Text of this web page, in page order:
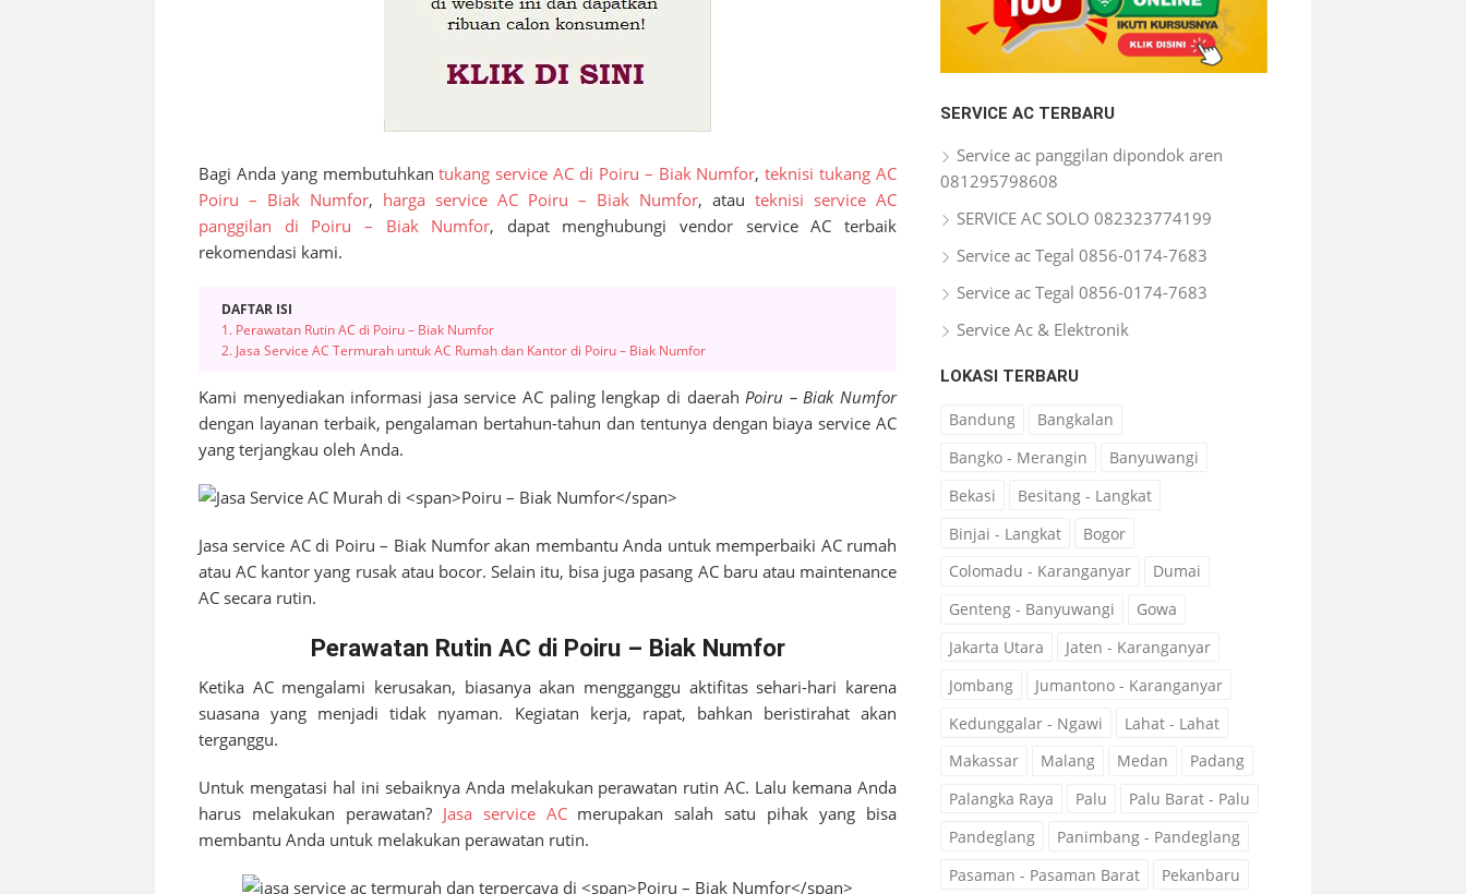
Bagi Anda yang membutuhkantukang service AC di Poiru – Biak Numfor,teknisi tukang AC
Poiru – Biak Numfor, harga service AC Poiru – Biak Numfor, atau teknisi service AC
panggilan di Poiru – Biak Numfor, dapat menghubungi vendor service AC terbaik
rekomendasi kami.
DAFTAR ISI
1. Perawatan Rutin AC di Poiru – Biak Numfor
2. Jasa Service AC Termurah untuk AC Rumah dan Kantor di Poiru – Biak Numfor
Kami menyediakan informasi jasa service AC paling lengkap di daerah Poiru – Biak Numfor
dengan layanan terbaik, pengalaman bertahun-tahun dan tentunya dengan biaya service AC
yang terjangkau oleh Anda.
Jasa service AC di Poiru – Biak Numfor akan membantu Anda untuk memperbaiki AC rumah
atau AC kantor yang rusak atau bocor. Selain itu, bisa juga pasang AC baru atau maintenance
AC secara rutin.
Perawatan Rutin AC di Poiru – Biak Numfor
Ketika AC mengalami kerusakan, biasanya akan mengganggu aktifitas sehari-hari karena
suasana yang menjadi tidak nyaman. Kegiatan kerja, rapat, bahkan beristirahat akan
terganggu.
Untuk mengatasi hal ini sebaiknya Anda melakukan perawatan rutin AC. Lalu kemana Anda
harus melakukan perawatan? Jasa service ACmerupakan salah satu pihak yang bisa
membantu Anda untuk melakukan perawatan rutin.
SERVICE AC TERBARU
Service ac panggilan dipondok aren
081295798608
SERVICE AC SOLO 082323774199
Service ac Tegal 0856-0174-7683
Service ac Tegal 0856-0174-7683
Service Ac & Elektronik
LOKASI TERBARU
Bandung
Bangkalan
Bangko - Merangin
Banyuwangi
Bekasi
Besitang - Langkat
Binjai - Langkat
Bogor
Colomadu - Karanganyar
Dumai
Genteng - Banyuwangi
Gowa
Jakarta Utara
Jaten - Karanganyar
Jombang
Jumantono - Karanganyar
Kedunggalar - Ngawi
Lahat - Lahat
Makassar
Malang Medan
Padang
Palangka Raya
Palu
Palu Barat - Palu
Pandeglang
Panimbang - Pandeglang
Pasaman - Pasaman Barat
Pekanbaru